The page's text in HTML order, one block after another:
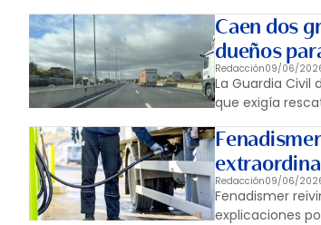
Caen dos
dueños
Redacción09/06/
La Guardia Civil
que exigía
Redacción09/06/
Fenadismer
explicaciones